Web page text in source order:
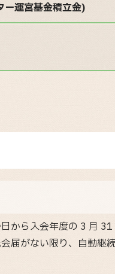
ー運宮基金積立金)
から入会年度の 3 月 31
届がない限り、自動継続